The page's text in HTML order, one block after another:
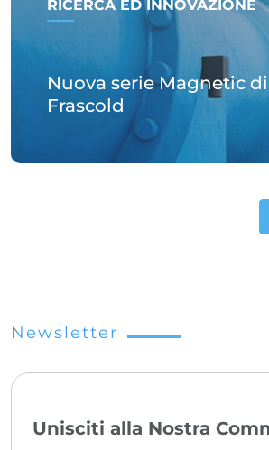
RICERCA ED INNOVAZIONE
Nuova serie Magnetic di
Frascold
Newsletter
Unisciti alla Nostra